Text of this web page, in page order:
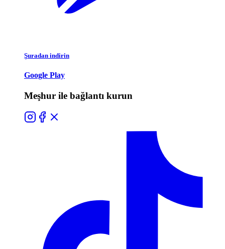
Şuradan indirin
Google Play
Meşhur ile bağlantı kurun